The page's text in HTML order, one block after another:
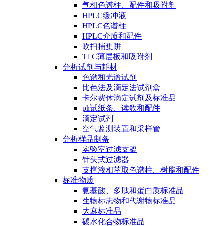
气相色谱柱、配件和吸附剂
HPLC缓冲液
HPLC色谱柱
HPLC介质和配件
吹扫捕集阱
TLC薄层板和吸附剂
分析试剂与耗材
色谱和光谱试剂
比色法及滴定法试剂盒
卡尔费休滴定试剂及标准品
ph试纸条、读数和配件
滴定试剂
空气监测装置和采样管
分析样品制备
实验室过滤支架
针头式过滤器
支撑液相萃取色谱柱、树脂和配件
标准物质
氨基酸、多肽和蛋白质标准品
生物标志物和代谢物标准品
大麻标准品
碳水化合物标准品